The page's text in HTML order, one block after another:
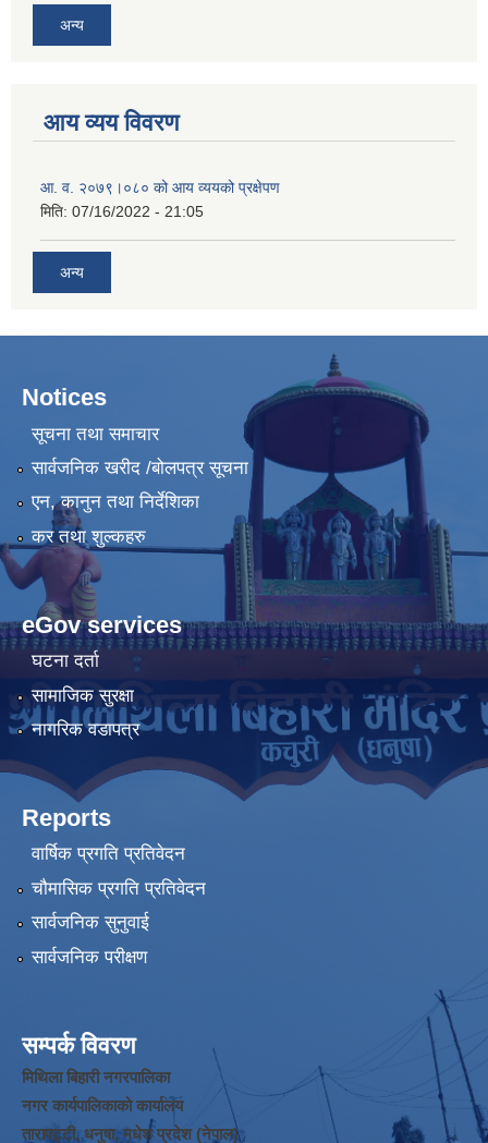
अन्य
आय व्यय विवरण
आ. व. २०७९।०८० को आय व्ययको प्रक्षेपण
मिति: 07/16/2022 - 21:05
अन्य
Notices
सूचना तथा समाचार
सार्वजनिक खरीद /बोलपत्र सूचना
एन, कानुन तथा निर्देशिका
कर तथा शुल्कहरु
eGov services
घटना दर्ता
सामाजिक सुरक्षा
नागरिक वडापत्र
Reports
वार्षिक प्रगति प्रतिवेदन
चौमासिक प्रगति प्रतिवेदन
सार्वजनिक सुनुवाई
सार्वजनिक परीक्षण
सम्पर्क विवरण
मिथिला बिहारी नगरपालिका
नगर कार्यपालिकाको कार्यालय
तारापट्टी, धनुषा, मधेश प्रदेश (नेपाल)